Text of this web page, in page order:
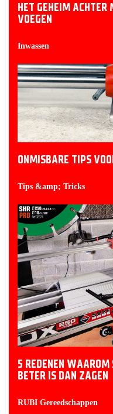
HET GEHEIM ACHTER
VOEGEN
Inwassen
ONMISBARE TIPS
Tips &amp; Tricks
5 REDENEN
BETER IS DAN ZAGEN
RUBI Gereedschappen